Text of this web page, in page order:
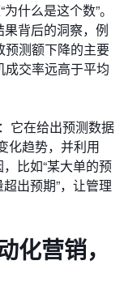
什么是这个数”。
背后的洞察，例
预测额下降的主要
交率远高于平均
：它在给出预测数据
化趋势，并利用
比如“某大单的预
出预期”，让管理
化营销，